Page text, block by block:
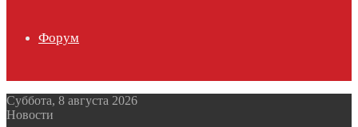
Форум
Суббота, 8 августа 2026
Новости